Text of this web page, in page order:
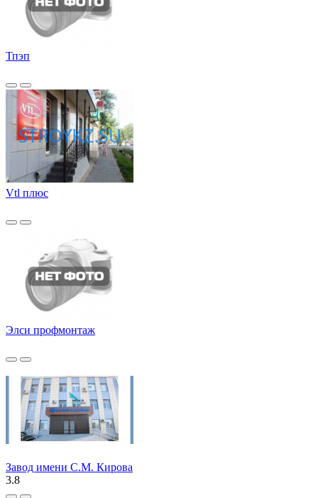
Тпэп
Vtl плюс
Элси профмонтаж
Завод имени С.М. Кирова
3.8